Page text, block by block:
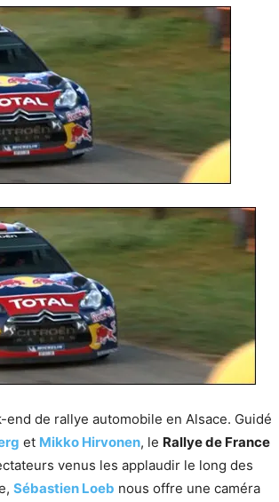
de rallye automobile en Alsace. Guidé
et Mikko Hirvonen, le Rallye de France
venus les applaudir le long des
Sébastien Loeb nous offre une caméra